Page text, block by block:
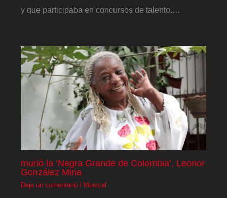
y que participaba en concursos de talento.…
murió la ‘Negra Grande de Colombia’, Leonor
González Mina
Deja un comentario / Musical